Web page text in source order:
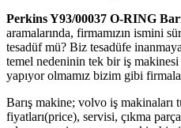
Perkins Y93/00037 O-RING
aramalarında, firmamızın ismini
tesadüf mü? Biz tesadüfe
temel nedeninin tek bir iş makinesi
yapıyor olmamız bizim gibi
Barış makine; volvo iş makinaları
fiyatları(price), servisi, çıkma